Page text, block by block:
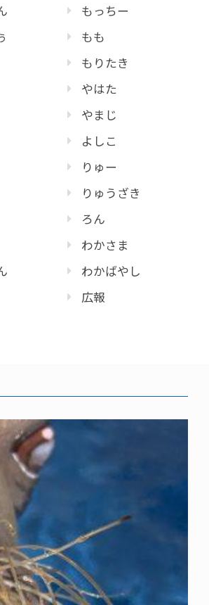
もっちー
もも
もりたき
やはた
やまじ
よしこ
りゅー
りゅうざき
ろん
わかさま
わかばやし
広報